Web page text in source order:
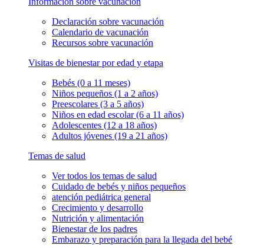
Declaración sobre vacunación
Calendario de vacunación
Recursos sobre vacunación
Visitas de bienestar por edad y etapa
Bebés (0 a 11 meses)
Niños pequeños (1 a 2 años)
Preescolares (3 a 5 años)
Niños en edad escolar (6 a 11 años)
Adolescentes (12 a 18 años)
Adultos jóvenes (19 a 21 años)
Temas de salud
Ver todos los temas de salud
Cuidado de bebés y niños pequeños
atención pediátrica general
Crecimiento y desarrollo
Nutrición y alimentación
Bienestar de los padres
Embarazo y preparación para la llegada del bebé